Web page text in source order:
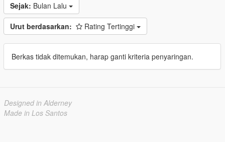
Sejak: Bulan Lalu
Urut berdasarkan: Rating Tertinggi
Berkas tidak ditemukan, harap ganti kriteria penyaringan.
Designed in Alderney
Made in Los Santos